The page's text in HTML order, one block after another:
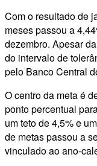
Com o resultado de
meses passou a
dezembro. Apesar
do intervalo de
pelo Banco Central
O centro da meta é
ponto percentual
um teto de 4,5% e
de metas passou a
vinculado ao ano-